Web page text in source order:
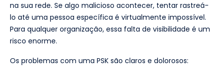
na sua rede. Se algo malicioso acontecer, tentar rastreá-
lo até uma pessoa específica é virtualmente impossível.
Para qualquer organização, essa falta de visibilidade é um
risco enorme.
Os problemas com uma PSK são claros e dolorosos: